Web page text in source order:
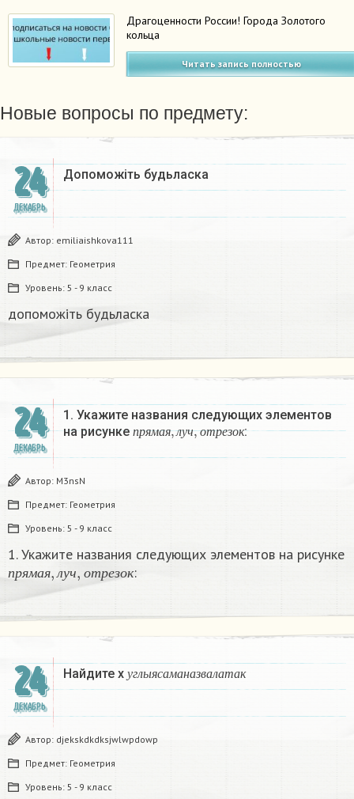
Драгоценности России! Города Золотого
кольца
Читать запись полностью
Новые вопросы по предмету:
24
ДЕКАБРЬ
Допоможіть будьласка
Автор: emiliaishkova111
Предмет: Геометрия
Уровень: 5 - 9 класс
допоможіть будьласка
24
ДЕКАБРЬ
1. Укажите названия следующих элементов
на рисунке
прямая л у ч о т р е зо к
отр о
:
Автор: M3nsN
Предмет: Геометрия
Уровень: 5 - 9 класс
1. Укажите названия следующих элементов на рисунке
п рямая л у ч о т р е з о к
пр ямая,луч ,отрезок:
24
ДЕКАБРЬ
Найдите х у гл ыяс ама н а зв ал а т а к
углыясам ан а з алатак
Автор: djekskdkdksjwlwpdowp
Предмет: Геометрия
Уровень: 5 - 9 класс